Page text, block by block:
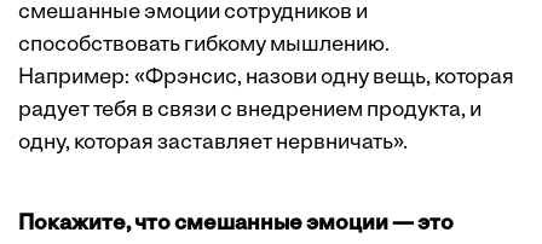
смешанные эмоции сотрудников и
способствовать гибкому мышлению.
Например: «Фрэнсис, назови одну вещь, которая
радует тебя в связи с внедрением продукта, и
одну, которая заставляет нервничать».
Покажите, что смешанные эмоции — это